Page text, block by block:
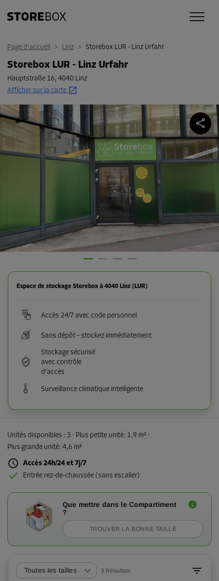
Page d'accueil > Linz > Storebox LUR - Linz Urfahr
Storebox LUR - Linz Urfahr
Hauptstraße 16, 4040 Linz
Afficher sur la carte
Espace de stockage Storebox à 4040 Linz (LUR)
Accès 24/7 avec code personnel
Sans dépôt – stockez immédiatement
Stockage sécurisé
avec contrôle
d’accès
Surveillance climatique intelligente
Unités disponibles : 3 · Plus petite unité: 1,9 m² ·
Plus grande unité: 4,6 m²
Accès 24h/24 et 7j/7
Entrée rez-de-chaussée (sans escalier)
Que mettre dans le Compartiment
?
TROUVER LA BONNE TAILLE
Toutes les tailles 3 Résultats